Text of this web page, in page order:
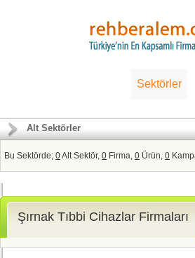
Sektörler
Alt Sektörler
Bu Sektörde; 0Alt Sektör, 0 Firma, 0 Ürün, 0
Şırnak Tıbbi Cihazlar Firmaları